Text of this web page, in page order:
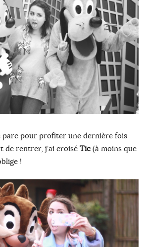
parc pour profiter une dernière fois
de rentrer, j’ai croisé Tic(à moins que
!